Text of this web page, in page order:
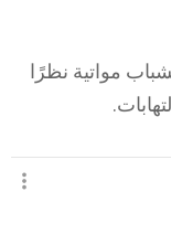
مواتية نظرًا